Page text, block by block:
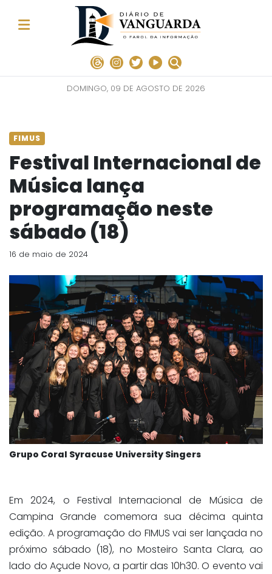
DOMINGO, 09 DE AGOSTO DE 2026
FIMUS
Festival Internacional de
Música lança
programação neste
sábado (18)
16 de maio de 2024
Grupo Coral Syracuse University Singers
Em 2024, o Festival Internacional de Música de
Campina Grande comemora sua décima quinta
edição. A programação do FIMUS vai ser lançada no
próximo sábado (18), no Mosteiro Santa Clara, ao
lado do Açude Novo, a partir das 10h30. O evento vai